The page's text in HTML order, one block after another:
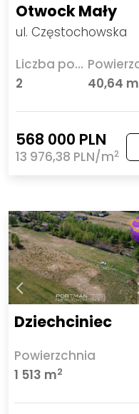
Otwock Mały
ul. Częstochowska
Liczba pokoi
2
40,64 m
568 000 PLN
13 976,38 PLN/m2
Dziechciniec
Powierzchnia
1 513 m2